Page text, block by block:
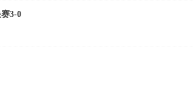
3-0